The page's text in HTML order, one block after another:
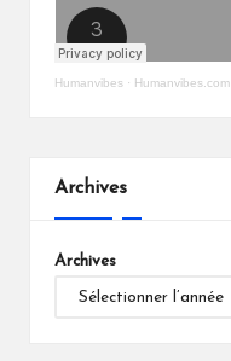
Humanvibes · Humanvibes.com
Archives
Archives